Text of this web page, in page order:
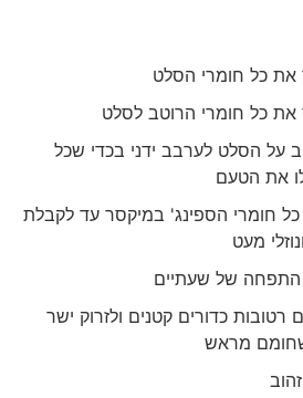
כל חומרי הסלט
כל חומרי הרוטב לסלט
הסלט לערבב ידני בכדי שכל
את הטעם
הספינג' במיקסר עד לקבלת
מעט
של שעתיים
כדורים קטנים ולזרוק ישר
מראש